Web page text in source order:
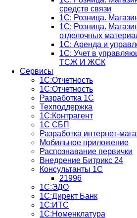
средств связи
1С: Розница.
1С: Розница.
отделочных
1С: Аренда и
1C: Учет в
ТСЖ И ЖСК
Сервисы
1С:Отчетность
1С:Отчетность
Разработка 1С
Техподдержка
1С:Контрагент
1С СБП
Разработка интернет-
Мобильное приложение
Распознавание первички
Внедрение Битрикс 24
Консультанты 1С
21996
1С:ЭДО
1С:Директ Банк
1С:ИТС
1С:Номенклатура